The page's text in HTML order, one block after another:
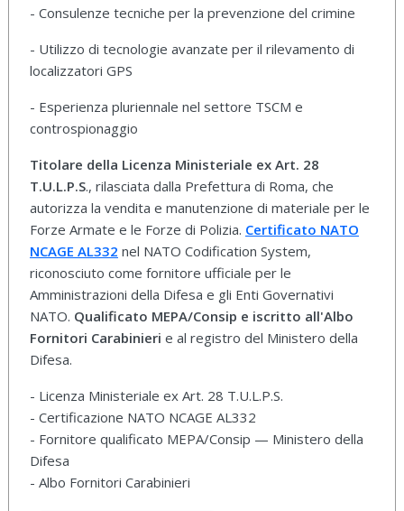
- Consulenze tecniche per la prevenzione del crimine
- Utilizzo di tecnologie avanzate per il rilevamento di
localizzatori GPS
- Esperienza pluriennale nel settore TSCM e
controspionaggio
Titolare della Licenza Ministeriale ex Art. 28
T.U.L.P.S., rilasciata dalla Prefettura di Roma, che
autorizza la vendita e manutenzione di materiale per le
Forze Armate e le Forze di Polizia. Certificato NATO
NCAGE AL332 nel NATO Codification System,
riconosciuto come fornitore ufficiale per le
Amministrazioni della Difesa e gli Enti Governativi
NATO. Qualificato MEPA/Consip e iscritto all'Albo
Fornitori Carabinieri e al registro del Ministero della
Difesa.
- Licenza Ministeriale ex Art. 28 T.U.L.P.S.
- Certificazione NATO NCAGE AL332
- Fornitore qualificato MEPA/Consip — Ministero della
Difesa
- Albo Fornitori Carabinieri